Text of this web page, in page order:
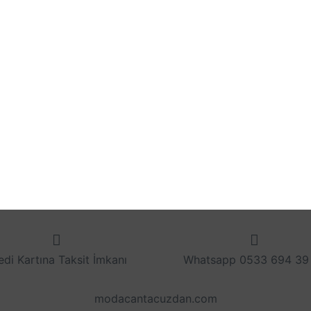
Kartına Taksit İmkanı Whatsapp 0533 694
modacantacuzdan.com